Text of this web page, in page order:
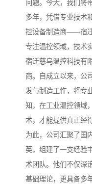
问题。今天，我们将
多年，凭借专业技术
控设备制造商——宿迁
专注温控领域，技术
宿迁慈乌温控科技有
商。自成立以来，公
发与制造工作，将专
知，在工业温控领域
术，才能提供真正经
为此，公司汇聚了国
英，组建了一支经验
术团队。他们不仅深
基础理论，更具备多